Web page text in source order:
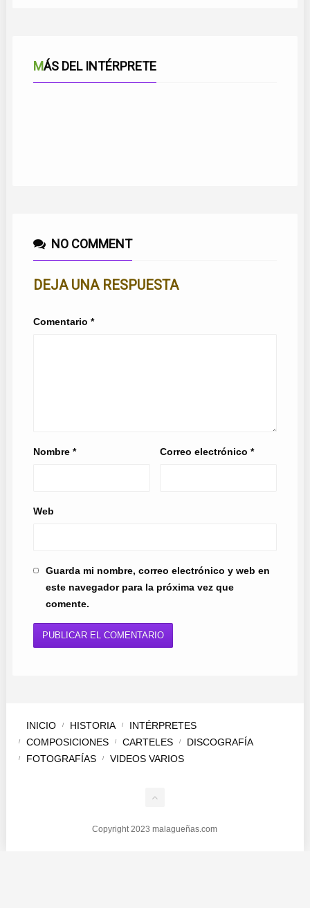
MÁS DEL INTÉRPRETE
CON ESA SUERTE HE NACÍO
PREGUNTABA LA LUNA
QUIEN FUERA POETA
NO COMMENT
DEJA UNA RESPUESTA
Comentario *
Nombre * Correo electrónico*
Web
Guarda mi nombre, correo electrónico y web en
este navegador para la próxima vez que
comente.
Copyright 2023 malagueñas.com
INICIO HISTORIA
INTÉRPRETES
COMPOSICIONES
CARTELES
DISCOGRAFÍA
FOTOGRAFÍAS
VIDEOS VARIOS